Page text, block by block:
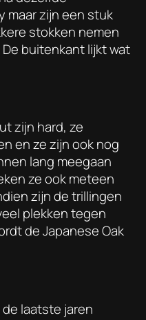
maar zijn een stuk
stokken nemen
buitenkant lijkt wat
zijn hard, ze
en ze zijn ook nog
lang meegaan
ze ook meteen
zijn de trillingen
plekken tegen
deJapanese Oak
laatste jaren